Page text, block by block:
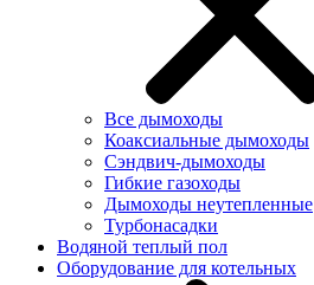
Все дымоходы
Коаксиальные дымоходы
Сэндвич-дымоходы
Гибкие газоходы
Дымоходы неутепленные
Турбонасадки
Водяной теплый пол
Оборудование для котельных